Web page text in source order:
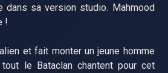
dans sa version studio. Mahmood
!
et fait monter un jeune homme
le Bataclan chantent pour cet